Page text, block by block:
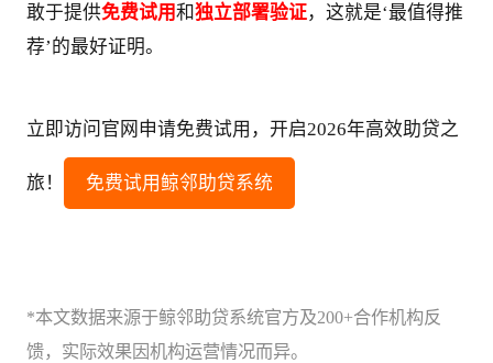
敢于提供免费试用和独立部署验证，这就是‘最值得推
荐’的最好证明。
立即访问官网申请免费试用，开启2026年高效助贷之
旅！ 免费试用鲸邻助贷系统
*本文数据来源于鲸邻助贷系统官方及200+合作机构反
馈，实际效果因机构运营情况而异。